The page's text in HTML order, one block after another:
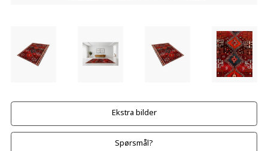
Ekstra bilder
Spørsmål?